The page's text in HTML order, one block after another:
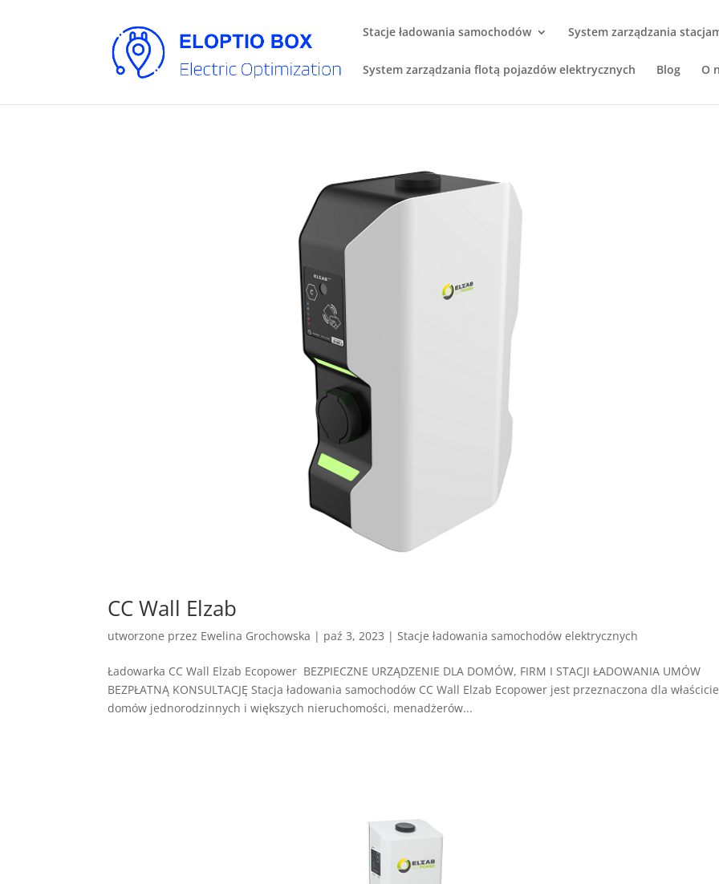
Stacje ładowania samochodów System zarządzania
System zarządzania flotą pojazdów elektrycznych Blog O
CC Wall Elzab
utworzone przez Ewelina Grochowska | paź 3, 2023 | Stacje ładowania samochodów elektrycznych
Ładowarka CC Wall Elzab Ecopower BEZPIECZNE URZĄDZENIE DLA DOMÓW, FIRM I STACJI ŁADOWANIA UMÓW
BEZPŁATNĄ KONSULTACJĘ Stacja ładowania samochodów CC Wall Elzab Ecopower jest przeznaczona dla
domów jednorodzinnych i większych nieruchomości, menadżerów...